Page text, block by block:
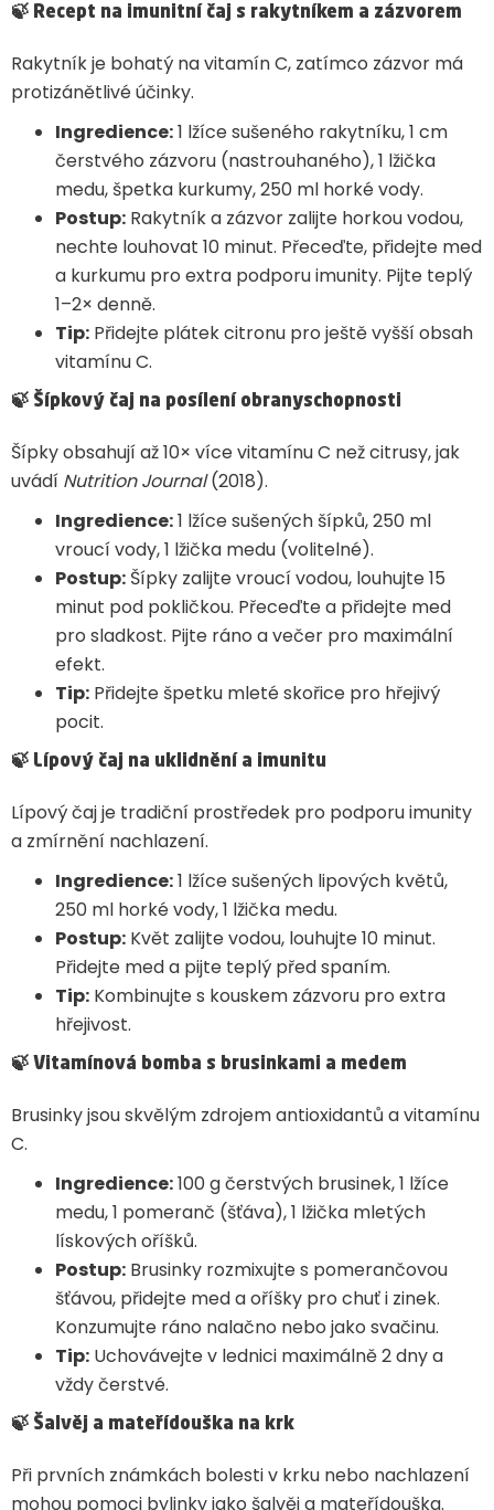
🍃 Recept na imunitní čaj s rakytníkem a zázvorem
Rakytník je bohatý na vitamín C, zatímco zázvor má
protizánětlivé účinky.
Ingredience:1 lžíce sušeného rakytníku, 1 cm
čerstvého zázvoru (nastrouhaného), 1 lžička
medu, špetka kurkumy, 250 ml horké vody.
Postup: Rakytník a zázvor zalijte horkou vodou,
nechte louhovat 10 minut. Přeceďte, přidejte med
a kurkumu pro extra podporu imunity. Pijte teplý
1–2× denně.
Tip: Přidejte plátek citronu pro ještě vyšší obsah
vitamínu C.
🍃 Šípkový čaj na posílení obranyschopnosti
Šípky obsahují až 10× více vitamínu C než citrusy, jak
uvádí Nutrition Journal(2018).
Ingredience:1 lžíce sušených šípků, 250 ml
vroucí vody, 1 lžička medu (volitelné).
Postup: Šípky zalijte vroucí vodou, louhujte 15
minut pod pokličkou. Přeceďte a přidejte med
pro sladkost. Pijte ráno a večer pro maximální
efekt.
Tip: Přidejte špetku mleté skořice pro hřejivý
pocit.
🍃 Lípový čaj na uklidnění a imunitu
Lípový čaj je tradiční prostředek pro podporu imunity
a zmírnění nachlazení.
Ingredience:1 lžíce sušených lipových květů,
250 ml horké vody, 1 lžička medu.
Postup: Květ zalijte vodou, louhujte 10 minut.
Přidejte med a pijte teplý před spaním.
Tip: Kombinujte s kouskem zázvoru pro extra
hřejivost.
🍃 Vitamínová bomba s brusinkami a medem
Brusinky jsou skvělým zdrojem antioxidantů a vitamínu
C.
Ingredience:100 g čerstvých brusinek, 1 lžíce
medu, 1 pomeranč (šťáva), 1 lžička mletých
lískových oříšků.
Postup: Brusinky rozmixujte s pomerančovou
šťávou, přidejte med a oříšky pro chuť i zinek.
Konzumujte ráno nalačno nebo jako svačinu.
Tip: Uchovávejte v lednici maximálně 2 dny a
vždy čerstvé.
🍃 Šalvěj a mateřídouška na krk
Při prvních známkách bolesti v krku nebo nachlazení
mohou pomoci bylinky jako šalvěj a mateřídouška.